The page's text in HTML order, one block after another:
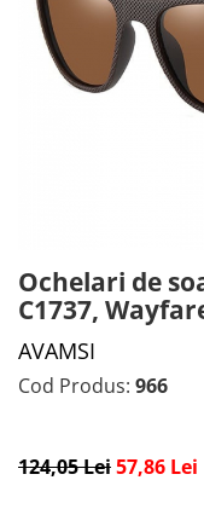
CADOU NAȘI
BRATARI DAMĂ
Ochelari de
C1737,
AVAMSI
Cod Produs: 966
124,05 Lei57,86 Lei